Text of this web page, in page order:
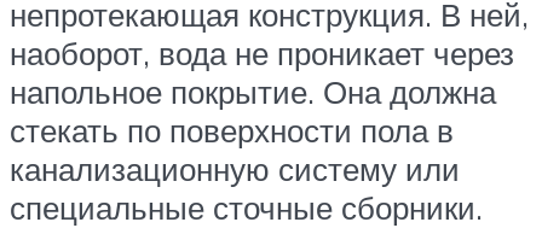
непротекающая конструкция. В ней,
наоборот, вода не проникает через
напольное покрытие. Она должна
стекать по поверхности пола в
канализационную систему или
специальные сточные сборники.